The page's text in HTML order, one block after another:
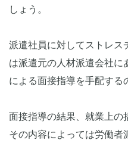
しょう。
派遣社員に対してストレス
は派遣元の人材派遣会社に
による面接指導を手配する
面接指導の結果、就業上の
その内容によっては労働者